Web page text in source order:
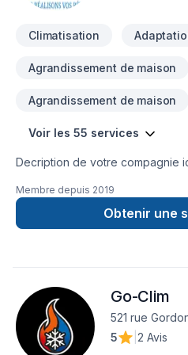
Climatisation
Agrandissement de maison
Agrandissement de maison
Voir les 55 services
Decription de votre compagnie
Membre depuis 2019
Obtenir une
Go-Clim
521 rue
5
2 Avis